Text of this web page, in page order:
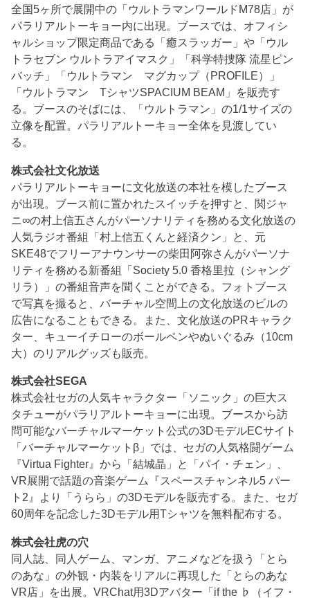
全国5ヶ所で展開中の「ウルトラマンワールドM78店」が
パラリアルトーキョー内に出現。ブースでは、オフィシ
ャルショップ限定商品である「癒スラッガー」や「ウル
トラセブン ウルトラアイマスク」「科学特捜隊 流星ピン
バッチ」「ウルトラマン マグカップ（PROFILE）」
「ウルトラマン TシャツSPACIUM BEAM」を販売す
る。ブースのそばには、「ウルトラマン」の1/1サイズの
立像を配置。パラリアルトーキョー全体を見渡してい
る。
株式会社文化放送
パラリアルトーキョーに文化放送の本社を模したブース
が出現。ブース前に置かれたスイッチを押すと、関ジャ
ニ∞の村上信五さんがパーソナリティを務める文化放送の
人気ラジオ番組「村上信五くんと経済クン」と、元
SKE48でフリーアナウンサーの柴田阿弥さんがパーソナ
リティを務める新番組「Society 5.0 香格里拉（シャング
リラ）」の番組音声を聞くことができる。フォトブース
で写真を撮ると、バーチャル空間上の文化放送のビルの
広告になることもできる。また、文化放送のPRキャラク
ター、キューイチローのボールペンやぬいぐるみ（10cm
大）のリアルグッズも販売。
株式会社SEGA
株式会社セガの人気キャラクター「ソニック」の巨大ス
タチューがパラリアルトーキョーに出現。ブースから訪
問可能なバーチャルマーケット公式の3DモデルECサイト
「バーチャルマーケットβ」では、セガの人気格闘ゲーム
『Virtua Fighter』から「結城晶」と「パイ・チェン」、
VR展開で話題の音楽ゲーム『スペースチャンネル5 パー
ト2』より「うらら」の3Dモデルを販売する。また、セガ
60周年を記念した3Dモデル用Tシャツを無料配布する。
株式会社虎の穴
同人誌、同人ゲーム、マンガ、アニメなどを扱う「とら
のあな」の外観・内装をリアルに再現した「とらのあな
VR店」を出展。VRChat用3Dアバター「if the ♭（イフ・